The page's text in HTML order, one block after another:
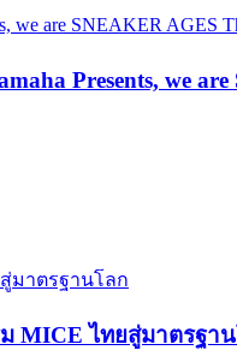
Presents, we
MICE ไทยสู่มาตรฐา